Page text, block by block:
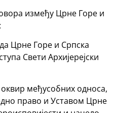
између Црне Горе и
Црне Горе и Српска
Свети Архијерејски
међусобних односа,
право и Уставом Црне